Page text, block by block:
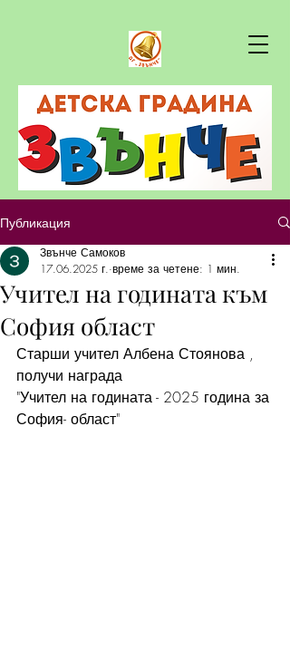
Публикация
Учител на годината към
София област
Звънче Самоков
17.06.2025 г. време за четене: 1 мин.
Старши учител Албена Стоянова ,
получи награда
"Учител на годината - 2025 година за
София- област"